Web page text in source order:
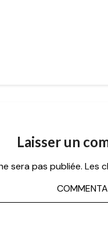
Laisser un
sera pas publiée. Les